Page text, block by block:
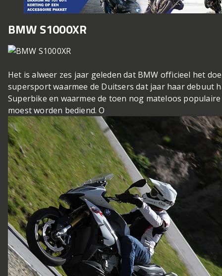
BMW S1000XR
Het is alweer zes jaar geleden dat BMW officieel het
supersport waarmee de Duitsers dat jaar haar debuut
Superbike en waarmee de toen nog mateloos
moest worden bediend. O